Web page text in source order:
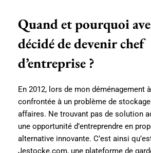
Quand et pourquoi
décidé de devenir chef
d’entreprise ?
En 2012, lors de mon déménagement
confrontée à un problème de
affaires. Ne trouvant pas de solution
une opportunité d’entreprendre en
alternative innovante. C’est ainsi
Jestocke.com, une plateforme de